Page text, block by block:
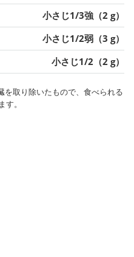
小さじ1/3強（2 g）
小さじ1/2弱（3 g）
小さじ1/2（2 g）
取り除いたもので、食べられる
。